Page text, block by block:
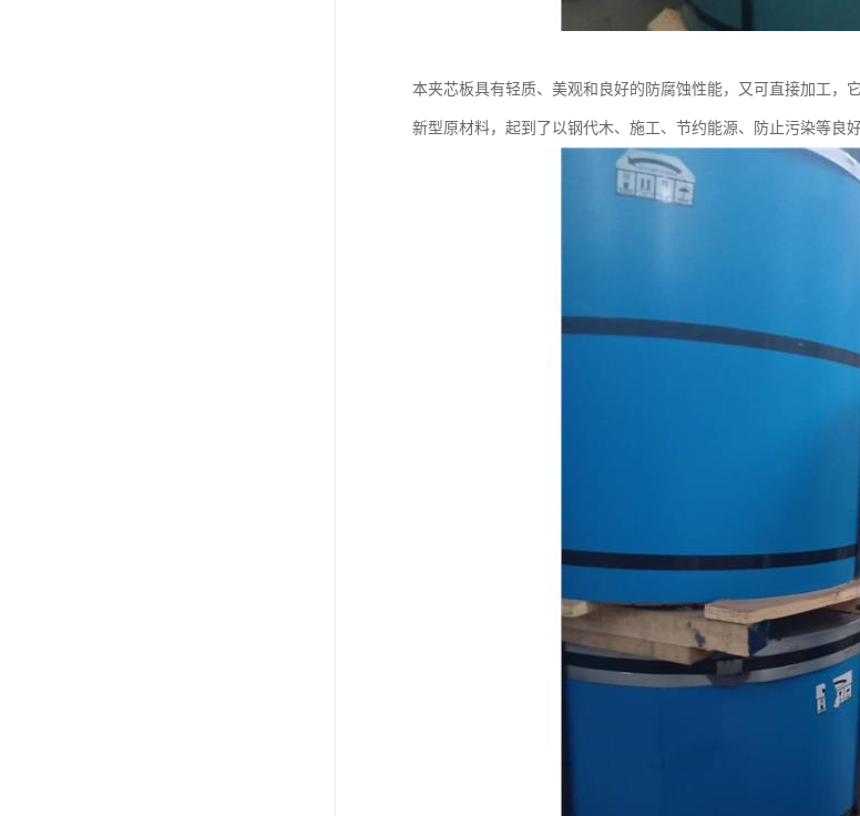
本夹芯板具有轻质、美观和良好的防腐蚀性能，又可直接加工，
新型原材料，起到了以钢代木、施工、节约能源、防止污染等良好